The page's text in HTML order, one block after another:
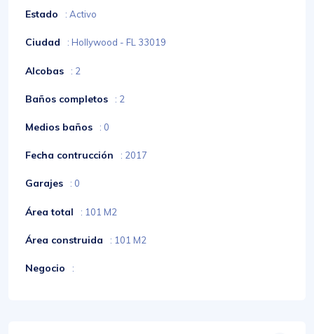
Estado : Activo
Ciudad : Hollywood - FL 33019
Alcobas : 2
Baños completos : 2
Medios baños : 0
Fecha contrucción : 2017
Garajes : 0
Área total : 101 M2
Área construida : 101 M2
Negocio :